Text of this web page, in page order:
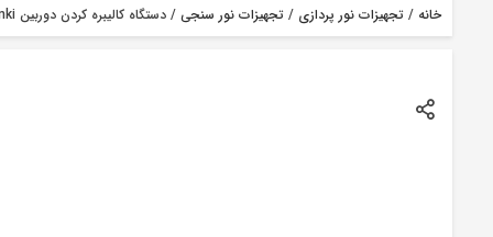
خانه / تجهیزات نور پردازی / تجهیزات نور سنجی / دستگاه کالیبره کردن دوربین Xrite ColorMunki